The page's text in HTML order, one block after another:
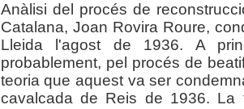
Anàlisi del procés de
Catalana, Joan Rovira Roure,
Lleida l'agost de 1936. A
probablement, pel procés de
teoria que aquest va ser
cavalcada de Reis de 1936. La